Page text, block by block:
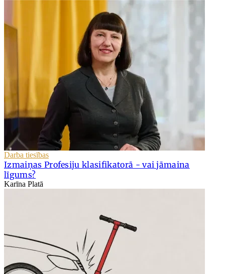
Darba tiesības
Izmaiņas Profesiju klasifikatorā - vai jāmaina
līgums?
Karīna Platā